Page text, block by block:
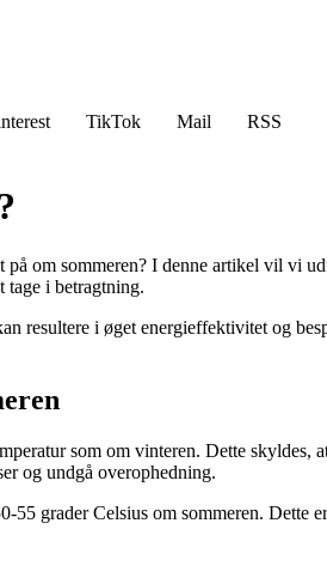
TikTok Mail
RSS
om sommeren? I denne artikel vil vi
tage i betragtning.
resultere i øget energieffektivitet og
som om vinteren. Dette
og undgå overophedning.
grader Celsius om sommeren.